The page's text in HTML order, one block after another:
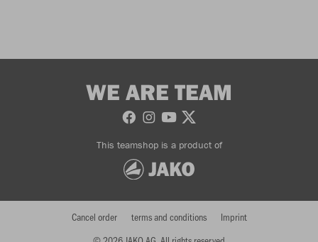
WE ARE TEAM
This teamshop is a product of
Cancel order terms and conditions Imprint